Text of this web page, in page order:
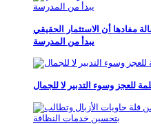
مفادها أن الاستثمار الحقيقي
يبدأ من المدرسة